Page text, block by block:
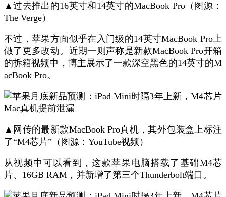
▲过去推出的16英寸和14英寸的MacBook Pro（图源：
The Verge）
不过，苹果方面似乎在入门级的14英寸MacBook Pro上
做了更多改动。近期一则声称是新款MacBook Pro开箱
的拆箱视频中，博主展示了一款深空黑色的14英寸的M
acBook Pro。
▲网传的最新款MacBook Pro真机，其外包装盒上标注
了“M4芯片”（图源：YouTube视频）
从视频中可以看到，这款苹果电脑搭载了基础M4芯
片、16GB RAM，并新增了第三个Thunderbolt端口。